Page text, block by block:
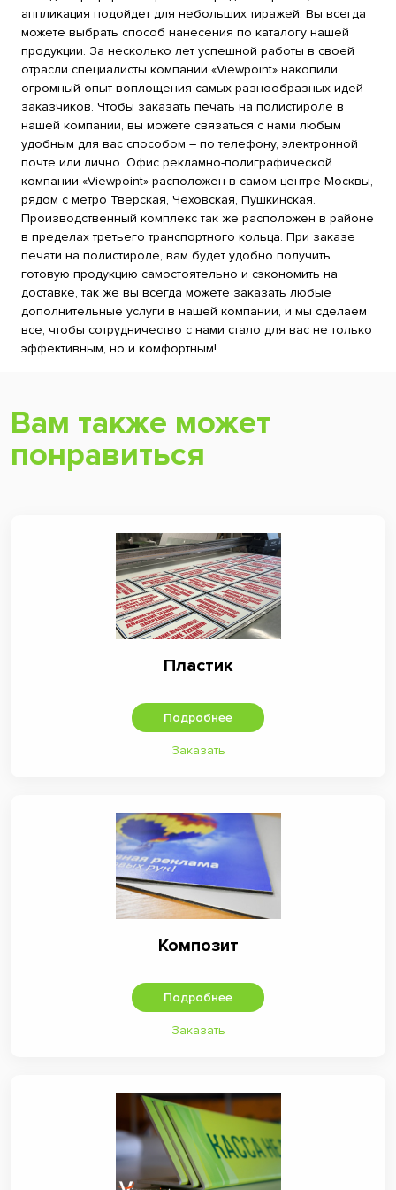
аппликация подойдет для небольших тиражей. Вы всегда
можете выбрать способ нанесения по каталогу нашей
продукции. За несколько лет успешной работы в своей
отрасли специалисты компании «Viewpoint» накопили
огромный опыт воплощения самых разнообразных идей
заказчиков. Чтобы заказать печать на полистироле в
нашей компании, вы можете связаться с нами любым
удобным для вас способом – по телефону, электронной
почте или лично. Офис рекламно-полиграфической
компании «Viewpoint» расположен в самом центре Москвы,
рядом с метро Тверская, Чеховская, Пушкинская.
Производственный комплекс так же расположен в районе
в пределах третьего транспортного кольца. При заказе
печати на полистироле, вам будет удобно получить
готовую продукцию самостоятельно и сэкономить на
доставке, так же вы всегда можете заказать любые
дополнительные услуги в нашей компании, и мы сделаем
все, чтобы сотрудничество с нами стало для вас не только
эффективным, но и комфортным!
Вам также может
понравиться
Пластик
Подробнее
Заказать
Композит
Подробнее
Заказать